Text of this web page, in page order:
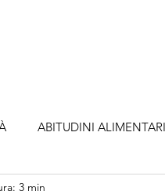
ABITUDINI ALIMENTARI
3 min